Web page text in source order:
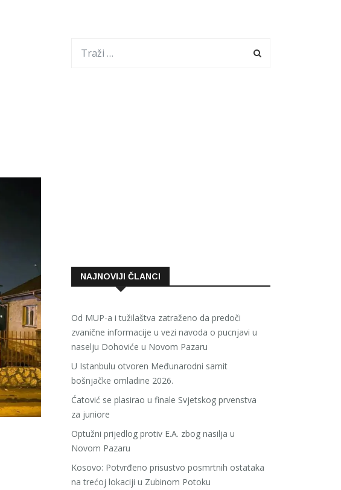
NAJNOVIJI ČLANCI
Od MUP-a i tužilaštva zatraženo da predoči
zvanične informacije u vezi navoda o pucnjavi u
naselju Dohoviće u Novom Pazaru
U Istanbulu otvoren Međunarodni samit
bošnjačke omladine 2026.
Ćatović se plasirao u finale Svjetskog prvenstva
za juniore
Optužni prijedlog protiv E.A. zbog nasilja u
Novom Pazaru
Kosovo: Potvrđeno prisustvo posmrtnih ostataka
na trećoj lokaciji u Zubinom Potoku